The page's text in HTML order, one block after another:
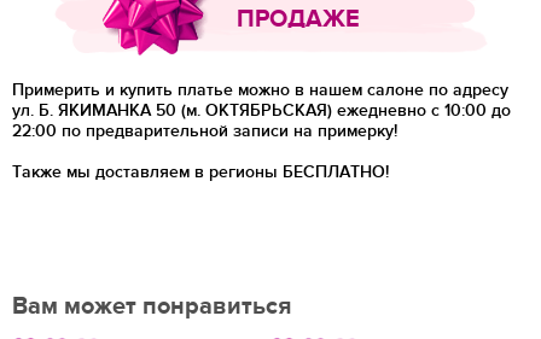
ПРОДАЖЕ
Примерить и купить платье можно в нашем салоне по адресу
ул. Б. ЯКИМАНКА 50 (м. ОКТЯБРЬСКАЯ) ежедневно с 10:00 до
22:00 по предварительной записи на примерку!
Также мы доставляем в регионы БЕСПЛАТНО!
Вам может понравиться